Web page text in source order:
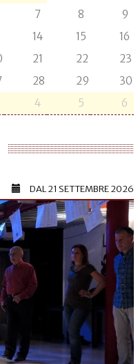
7 8
9
14 15
16
21 22
23
28 29
30
4 5 6
DAL21 SETTEMBRE 2026